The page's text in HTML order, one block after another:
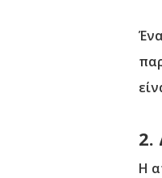
2.
Η